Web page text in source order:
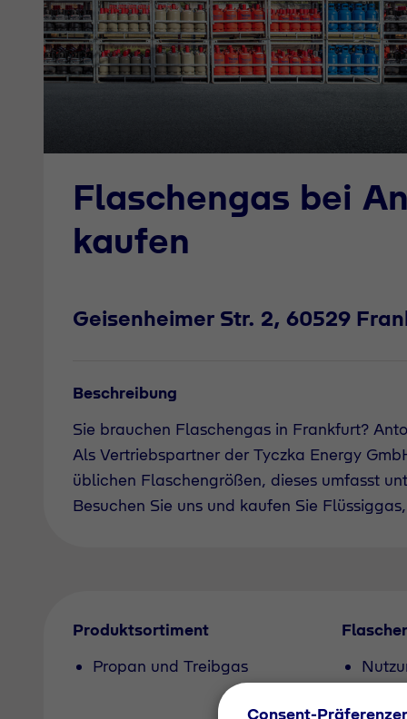
Flaschengas bei
kaufen
Geisenheimer Str. 2, 60529
Beschreibung
Sie brauchen Flaschengas in Frankfurt?
Als Vertriebspartner der Tyczka Energy
üblichen Flaschengrößen, dieses umfasst
Besuchen Sie uns und kaufen Sie
Produktsortiment
Propan und Treibgas
Consent-